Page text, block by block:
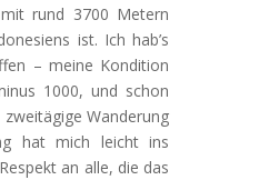
rund 3700 Metern
ist. Ich hab’s
– meine Kondition
1000, und schon
Wanderung
hat mich leicht ins
an alle, die das